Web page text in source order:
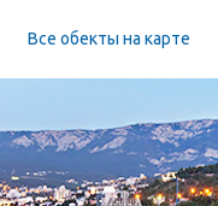
Все обекты на карте